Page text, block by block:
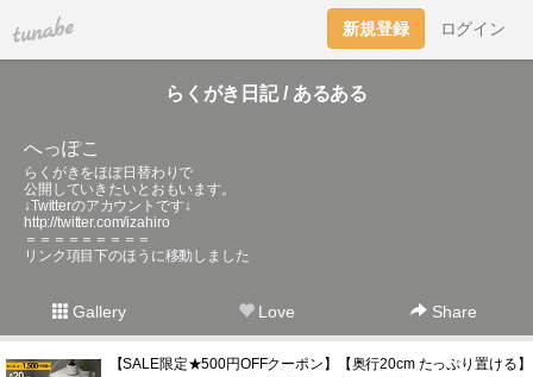
tuna.be 新規登録 ログイン
らくがき日記 / あるある
へっぽこ
らくがきをほぼ日替わりで
公開していきたいとおもいます。
↓Twitterのアカウントです↓
http://twitter.com/izahiro
＝＝＝＝＝＝＝＝＝
リンク項目下のほうに移動しました
Gallery Love Share
【SALE限定★500円OFFクーポン】【奥行20cm たっぷり置ける】